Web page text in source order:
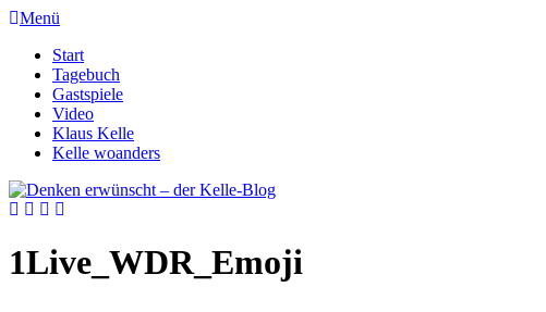
Menü
Start
Tagebuch
Gastspiele
Video
Klaus Kelle
Kelle woanders
1Live_WDR_Emoji